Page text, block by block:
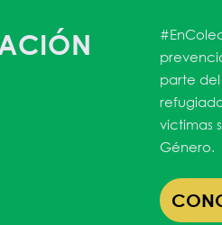
parte
victimas
Género.